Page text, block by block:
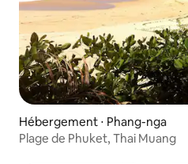
Hébergement ⋅ Phang-nga
Plage de Phuket, Thai Muang